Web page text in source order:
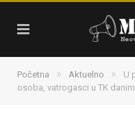
Početna » Aktuelno »
U
osoba, vatrogasci u TK